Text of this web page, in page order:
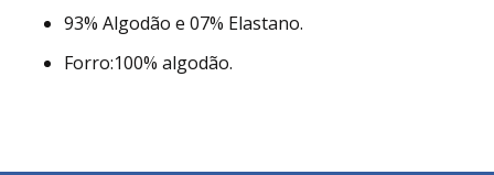
93% Algodão e 07% Elastano.
Forro:100% algodão.